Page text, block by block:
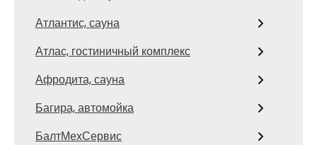
Атлантис, сауна
Атлас, гостиничный комплекс
Афродита, сауна
Багира, автомойка
БалтМехСервис